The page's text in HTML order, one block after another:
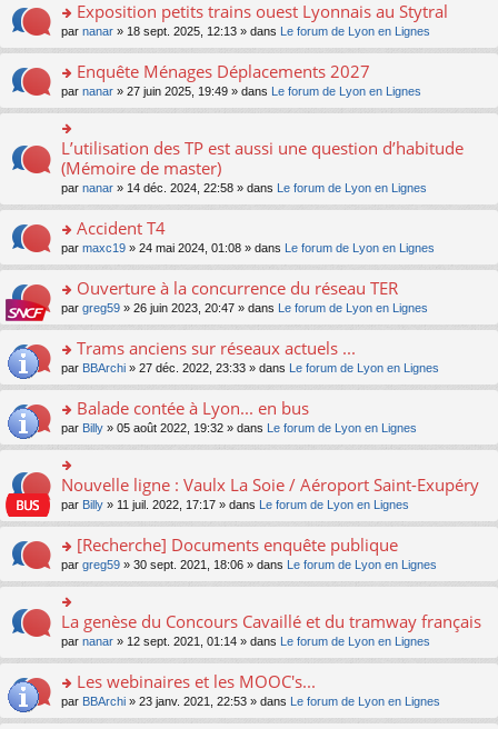
ult
er
le
m
e
s
g
e
n
o
lu
le
pl
u
s
e
nt
o
n
ult
er
le
m
s
a
e
n
o
lu
le
pl
u
s
e
nt
Exposition petits trains ouest Lyonnais au Stytral
par nanar » 18 sept. 2025, 12:13 » dans Le forum de Lyon en Lignes
o
n
s
ult
er
le
m
e
s
a
e
n
o
lu
le
pl
u
s
c
nt
Enquête Ménages Déplacements 2027
par nanar » 27 juin 2025, 19:49 » dans Le forum de Lyon en Lignes
n
s
ult
er
le
m
e
s
a
g
e
n
lu
le
pl
u
s
c
e
nt
L’utilisation des TP est aussi une question d’habitude
(Mémoire de master)
par nanar » 14 déc. 2024, 22:58 » dans Le forum de Lyon en Lignes
o
n
ult
er
le
m
e
a
g
e
n
o
lu
pl
u
s
ré
c
e
nt
Accident T4
par maxc19 » 24 mai 2024, 01:08 » dans Le forum de Lyon en Lignes
o
n
ult
er
le
m
e
s
g
e
n
o
lu
pl
u
s
ré
e
nt
Ouverture à la concurrence du réseau TER
par greg59 » 26 juin 2023, 20:47 » dans Le forum de Lyon en Lignes
o
n
ult
er
le
m
e
s
g
e
n
o
n
le
u
s
ré
Trams anciens sur réseaux actuels ...
par BBArchi » 27 déc. 2022, 23:33 » dans Le forum de Lyon en Lignes
o
n
s
ult
er
le
m
e
s
a
e
n
o
n
le
Balade contée à Lyon... en bus
par Billy » 05 août 2022, 19:32 » dans Le forum de Lyon en Lignes
o
n
er
le
m
e
s
a
g
e
n
o
Nouvelle ligne : Vaulx La Soie / Aéroport Saint-Exupéry
par Billy » 11 juil. 2022, 17:17 » dans Le forum de Lyon en Lignes
o
n
s
ult
er
le
m
e
s
[Recherche] Documents enquête publique
par greg59 » 30 sept. 2021, 18:06 » dans Le forum de Lyon en Lignes
n
er
le
m
La genèse du Concours Cavaillé et du tramway français
par nanar » 12 sept. 2021, 01:14 » dans Le forum de Lyon en Lignes
o
n
Les webinaires et les MOOC's...
par BBArchi » 23 janv. 2021, 22:53 » dans Le forum de Lyon en Lignes